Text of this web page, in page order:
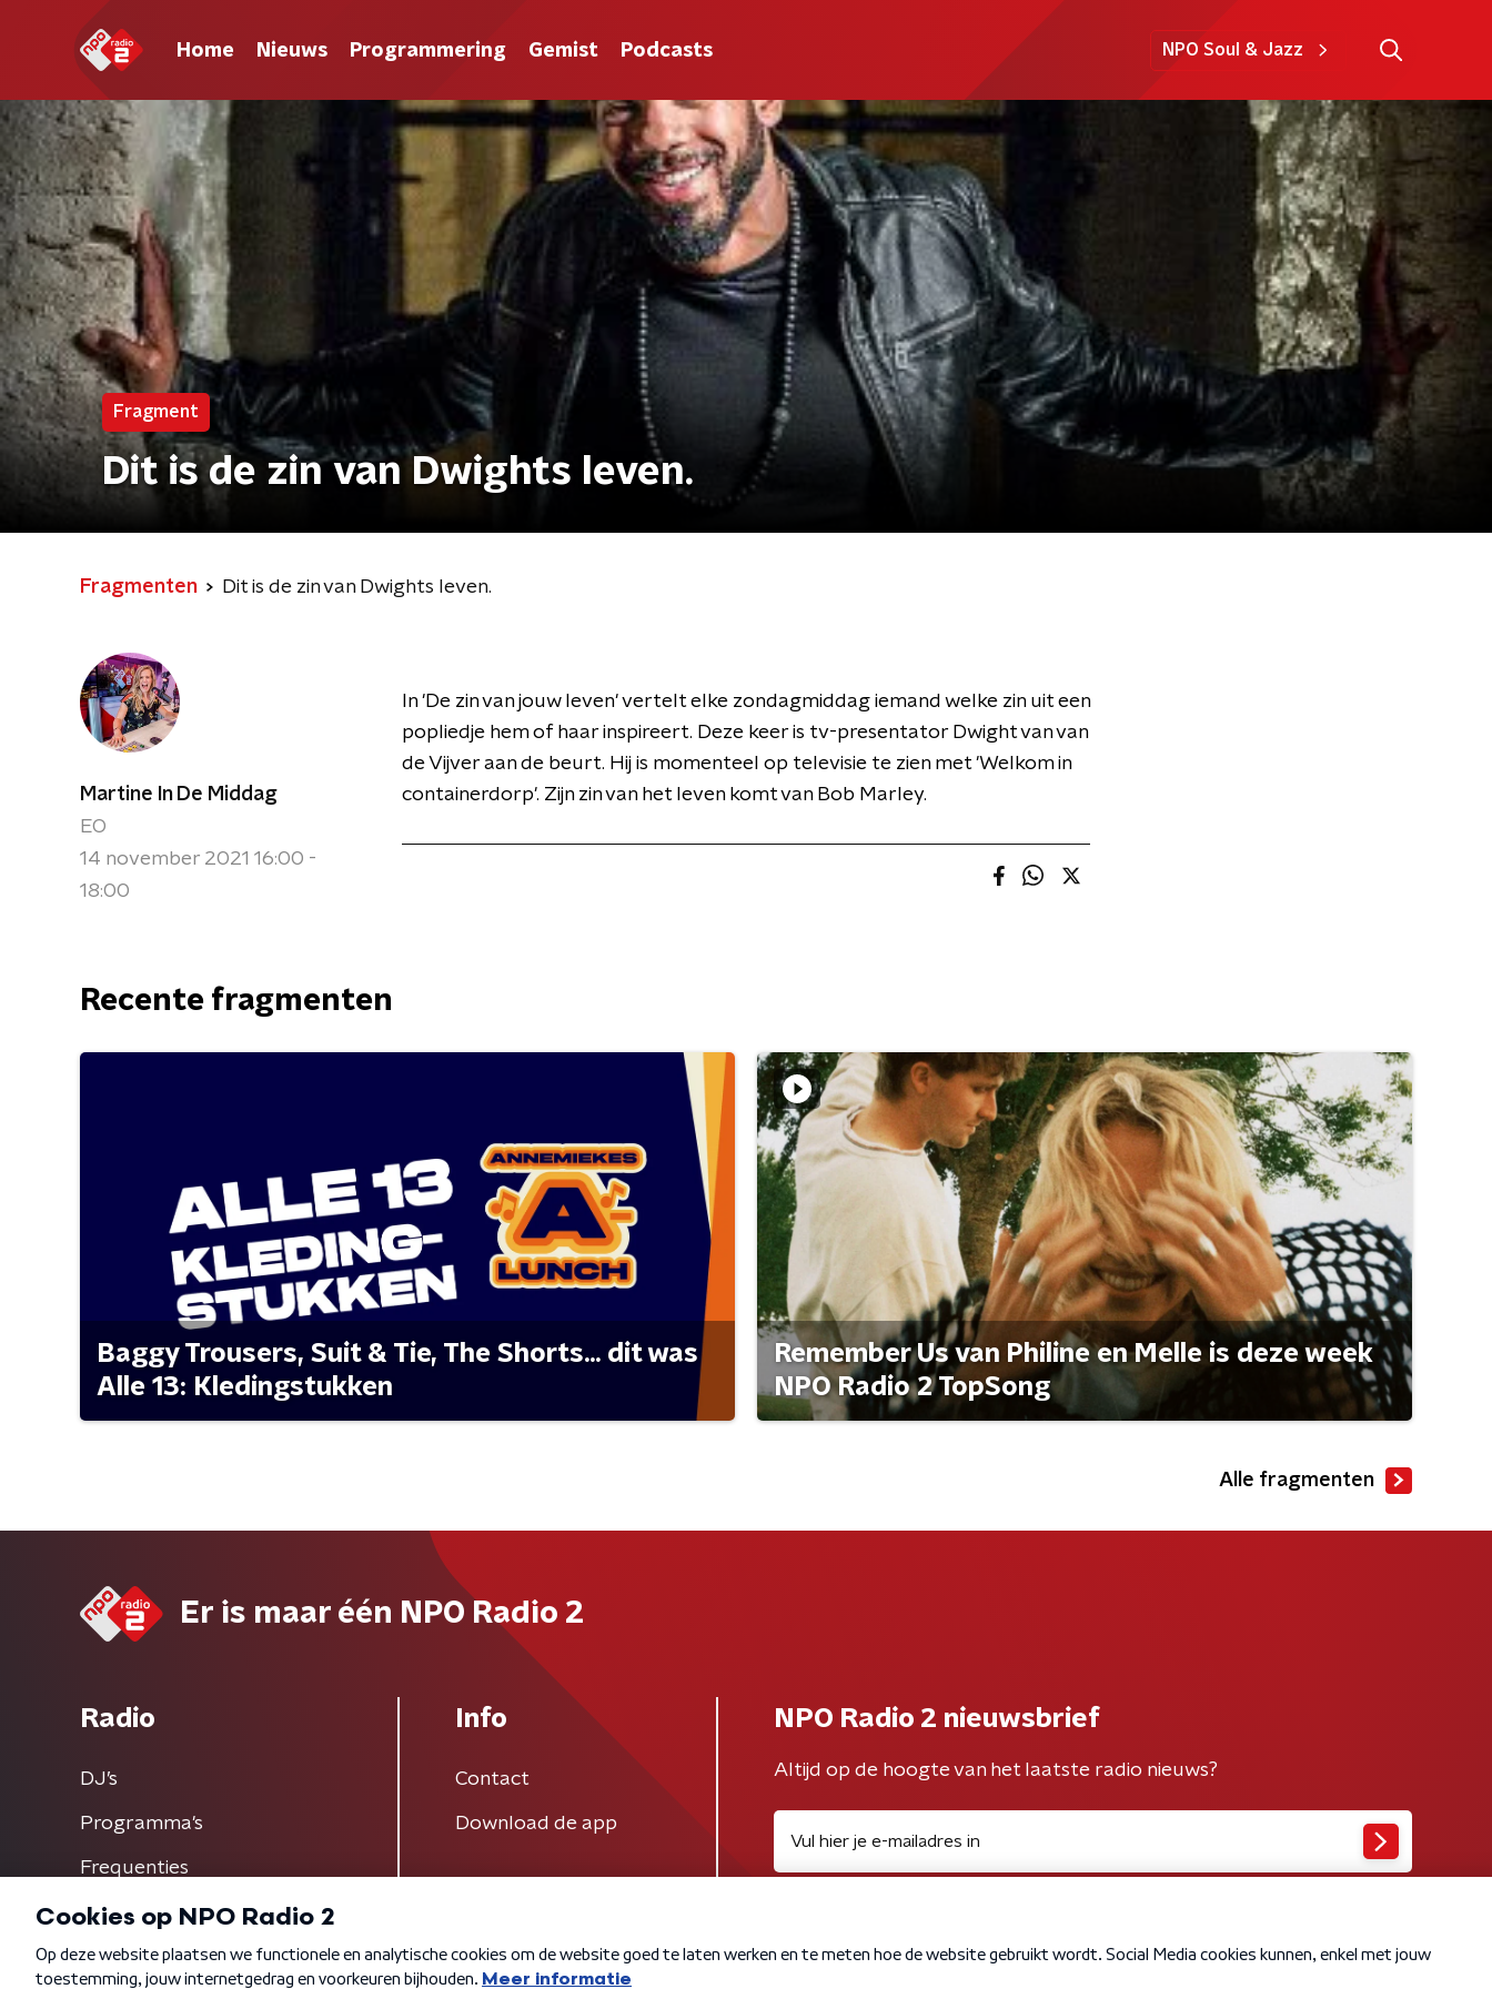
Home Nieuws Programmering Gemist Podcasts NPO Soul & Jazz
Fragment
Dit is de zin van Dwights leven.
Fragmenten Dit is de zin van Dwights leven.
Martine In De Middag
EO
14 november 2021 16:00 -
18:00
In 'De zin van jouw leven' vertelt elke zondagmiddag iemand welke zin uit een
popliedje hem of haar inspireert. Deze keer is tv-presentator Dwight van van
de Vijver aan de beurt. Hij is momenteel op televisie te zien met 'Welkom in
containerdorp'. Zijn zin van het leven komt van Bob Marley.
Recente fragmenten
Baggy Trousers, Suit & Tie, The Shorts... dit was
Alle 13: Kledingstukken
Remember Us van Philine en Melle is deze week
NPO Radio 2 TopSong
Alle fragmenten
Er is maar één NPO Radio 2
Radio
DJ’s
Programma's
Frequenties
Info
Contact
Download de app
NPO Radio 2 nieuwsbrief
Altijd op de hoogte van het laatste radio nieuws?